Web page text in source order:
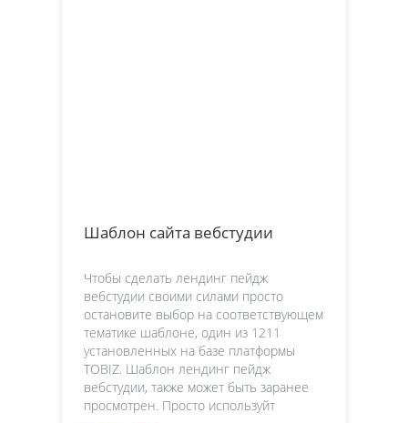
Шаблон сайта вебстудии
Чтобы сделать лендинг пейдж
вебстудии своими силами просто
остановите выбор на соответствующем
тематике шаблоне, один из 1211
установленных на базе платформы
TOBIZ. Шаблон лендинг пейдж
вебстудии, также может быть заранее
просмотрен. Просто используйт